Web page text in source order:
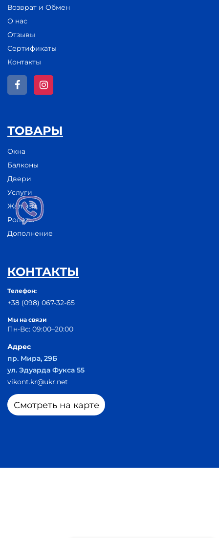
Возврат и Обмен
О нас
Отзывы
Сертификаты
Контакты
ТОВАРЫ
Окна
Балконы
Двери
Услуги
Жалюзи
Ролеты
Дополнение
КОНТАКТЫ
Телефон:
+38 (098) 067-32-65
Мы на связи
Пн-Вс: 09:00–20:00
Адрес
пр. Мира, 29Б
ул. Эдуарда Фукса 55
vikont.kr@ukr.net
Смотреть на карте